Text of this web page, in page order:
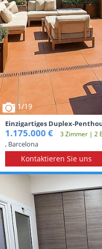
1/19
Einzigartiges Duplex-
Terrasse und spektakulärem
1.175.000 € 3 Zimmer | 2
, Barcelona
Kontaktieren Sie uns